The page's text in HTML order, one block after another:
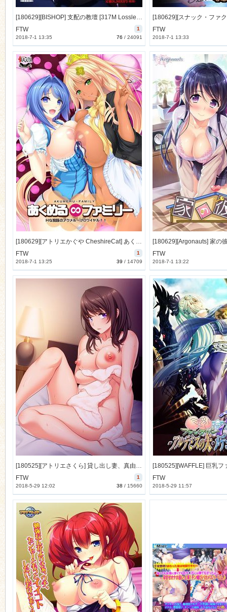
[180629][BISHOP] 支配の教壇 [317M Lossless/217M JPG] [999662]
1
FTW
76 / 24091
2018-7-1 13:35
FTW
2018-7-1 13:33
[180629][アトリエかぐや CheshireCat] あくめる∞ファミリー Hな家族のアクメループロワイヤル!! [313M Lossless/73M JPG] [1000566]
1
FTW
39 / 14709
2018-7-1 13:25
FTW
2018-7-1 13:22
[180525][アトリエさくら] 貸し出し妻、真由美の“ネトラセ”報告 敏感妻と不倫出張 [106M Lossless] [1001727]
1
FTW
38 / 15660
2018-5-29 12:02
FTW
2018-5-29 11:57